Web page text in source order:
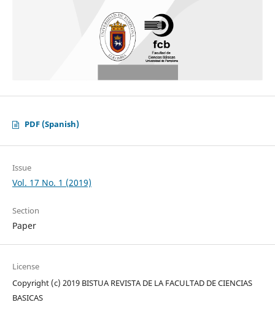
PDF (Spanish)
Issue
Vol. 17 No. 1 (2019)
Section
Paper
License
Copyright (c) 2019 BISTUA REVISTA DE LA FACULTAD DE CIENCIAS
BASICAS